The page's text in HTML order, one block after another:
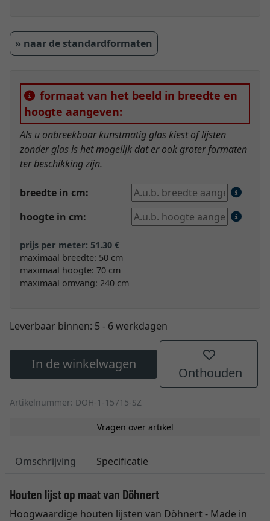
» naar de standardformaten
formaat van het beeld in breedte en
hoogte aangeven:
Als u onbreekbaar kunstmatig glas kiest of lijsten
zonder glas is het mogelijk dat er ook groter formaten
ter beschikking zijn.
breedte in cm:
hoogte in cm:
prijs per meter: 51.30 €
maximaal breedte: 50 cm
maximaal hoogte: 70 cm
maximaal omvang: 240 cm
Leverbaar binnen: 5 - 6 werkdagen
In de winkelwagen
Onthouden
Artikelnummer: DOH-1-15715-SZ
Vragen over artikel
Omschrijving Specificatie
Houten lijst op maat van Döhnert
Hoogwaardige houten lijsten van Döhnert - Made in